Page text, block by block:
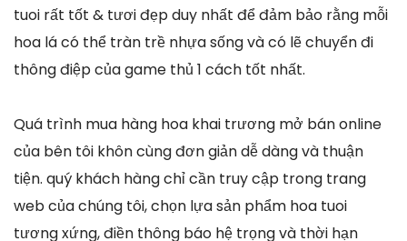
tuoi rất tốt & tươi đẹp duy nhất để đảm bảo rằng mỗi
hoa lá có thể tràn trề nhựa sống và có lẽ chuyển đi
thông điệp của game thủ 1 cách tốt nhất.
Quá trình mua hàng hoa khai trương mở bán online
của bên tôi khôn cùng đơn giản dễ dàng và thuận
tiện. quý khách hàng chỉ cần truy cập trong trang
web của chúng tôi, chọn lựa sản phẩm hoa tuoi
tương xứng, điền thông báo hệ trọng và thời hạn